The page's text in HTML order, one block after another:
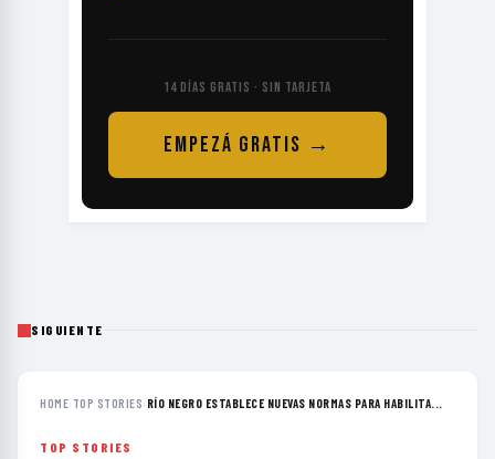
14 DÍAS GRATIS · SIN TARJETA
EMPEZÁ GRATIS →
SIGUIENTE
HOME› TOP STORIES› RÍO NEGRO ESTABLECE NUEVAS NORMAS PARA HABILITA...
TOP STORIES